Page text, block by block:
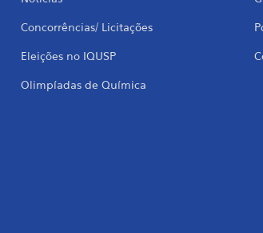
Concorrências/ Licitações
Eleições no IQUSP
Olimpíadas de Química